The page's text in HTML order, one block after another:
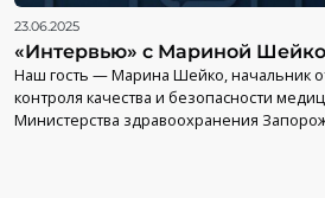
23.06.2025
«Интервью» с Мариной Шейко
Наш гость — Марина Шейко, начальник
контроля качества и безопасности
Министерства здравоохранения